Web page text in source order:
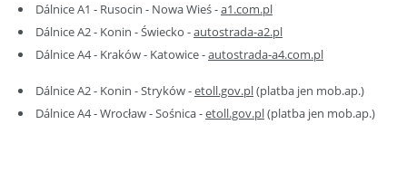
Dálnice A1 - Rusocin - Nowa Wieś -a1.com.pl
Dálnice A2 - Konin - Świecko -autostrada-a2.pl
Dálnice A4 - Kraków - Katowice -autostrada-a4.com.pl
Dálnice A2 - Konin - Stryków -etoll.gov.pl(platba jen mob.ap.)
Dálnice A4 - Wrocław - Sośnica -etoll.gov.pl(platba jen mob.ap.)